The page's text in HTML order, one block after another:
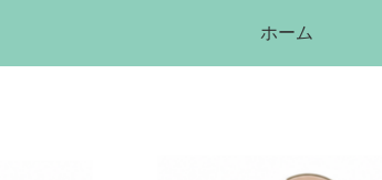
ホーム